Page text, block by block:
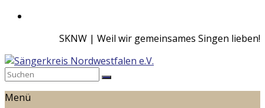
Zum
SKNW | Weil wir gemeinsames Singen lieben!
Sängerkreis
Nordwestfalen
Menü